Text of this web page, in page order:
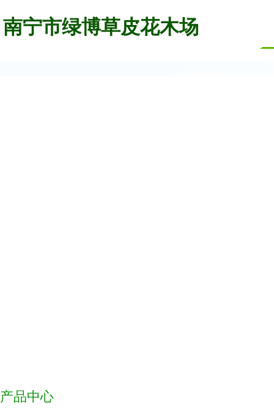
南宁市绿博草皮花木场
产品中心